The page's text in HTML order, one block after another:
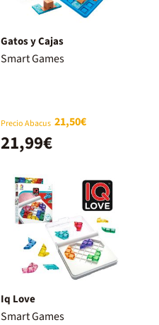
Gatos y Cajas
Smart Games
Precio Abacus 21,50€
21,99€
Iq Love
Smart Games